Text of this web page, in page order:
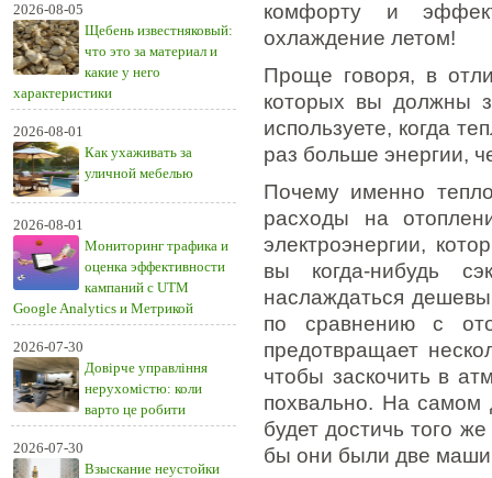
2026-08-05
Щебень известняковый:
что это за материал и
какие у него
характеристики
2026-08-01
Как ухаживать за
уличной мебелью
2026-08-01
Мониторинг трафика и
оценка эффективности
кампаний с UTM
Google Analytics и Метрикой
2026-07-30
Довірче управління
нерухомістю: коли
варто це робити
2026-07-30
Взыскание неустойки
комфорту и
охлаждение летом!
Проще говоря, в
которых вы должны
используете, когда
раз больше энергии,
Почему именно
расходы на
электроэнергии,
вы когда-нибудь
наслаждаться
по сравнению с
предотвращает
чтобы заскочить в
похвально. На самом
будет достичь того
бы они были две